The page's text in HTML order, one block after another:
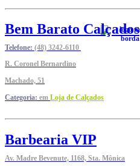
Bem Barato Calçados
Telefone: (48) 3242-6110
R. Coronel Bernardino
Machado, 51
Categoria: em Loja de Calçados
Barbearia VIP
Av. Madre Bevenute, 1168, Sta. Mônica